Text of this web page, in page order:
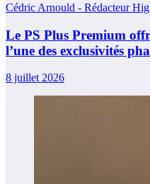
Cédric Arnould - Rédacteur
Le PS Plus Premium
l’une des exclusivités
8 juillet 2026